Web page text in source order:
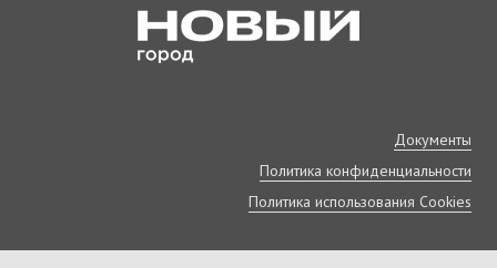
Документы
Политика конфиденциальности
Политика использования Cookies